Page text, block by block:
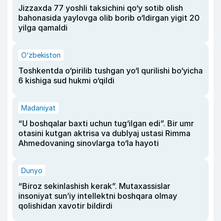
Jizzaxda 77 yoshli taksichini qo‘y sotib olish
bahonasida yaylovga olib borib o‘ldirgan yigit 20
yilga qamaldi
O‘zbekiston
Toshkentda o‘pirilib tushgan yo‘l qurilishi bo‘yicha
6 kishiga sud hukmi o‘qildi
Madaniyat
“U boshqalar baxti uchun tug‘ilgan edi”. Bir umr
otasini kutgan aktrisa va dublyaj ustasi Rimma
Ahmedovaning sinovlarga to‘la hayoti
Dunyo
“Biroz sekinlashish kerak”. Mutaxassislar
insoniyat sun’iy intellektni boshqara olmay
qolishidan xavotir bildirdi